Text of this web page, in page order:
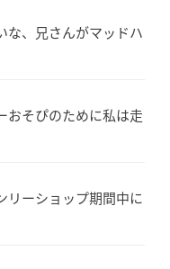
、兄さんがマッドハ
おそぴのために私は走
リーショップ期間中に